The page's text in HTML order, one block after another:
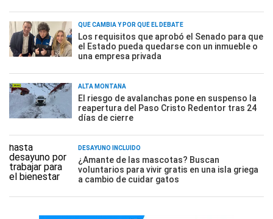
QUÉ CAMBIA Y POR QUÉ EL DEBATE
Los requisitos que aprobó el Senado para que
el Estado pueda quedarse con un inmueble o
una empresa privada
ALTA MONTAÑA
El riesgo de avalanchas pone en suspenso la
reapertura del Paso Cristo Redentor tras 24
días de cierre
DESAYUNO INCLUÍDO
¿Amante de las mascotas? Buscan
voluntarios para vivir gratis en una isla griega
a cambio de cuidar gatos